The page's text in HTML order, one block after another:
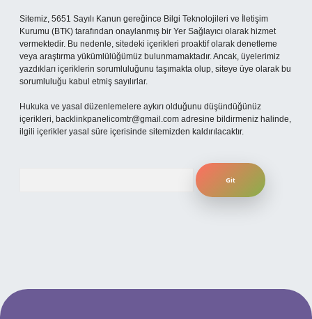
Sitemiz, 5651 Sayılı Kanun gereğince Bilgi Teknolojileri ve İletişim
Kurumu (BTK) tarafından onaylanmış bir Yer Sağlayıcı olarak hizmet
vermektedir. Bu nedenle, sitedeki içerikleri proaktif olarak denetleme
veya araştırma yükümlülüğümüz bulunmamaktadır. Ancak, üyelerimiz
yazdıkları içeriklerin sorumluluğunu taşımakta olup, siteye üye olarak bu
sorumluluğu kabul etmiş sayılırlar.
Hukuka ve yasal düzenlemelere aykırı olduğunu düşündüğünüz
içerikleri, backlinkpanelicomtr@gmail.com adresine bildirmeniz halinde,
ilgili içerikler yasal süre içerisinde sitemizden kaldırılacaktır.
sitesi